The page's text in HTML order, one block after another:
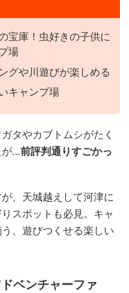
宝庫！虫好きの子供に
場
グや川遊びが楽しめる
キャンプ場
タやカブトムシがたく
が…前評判通りすごかっ
、天城越えして河津に
スポットも必見。キャ
、遊びつくせる楽しい
ベンチャーファ